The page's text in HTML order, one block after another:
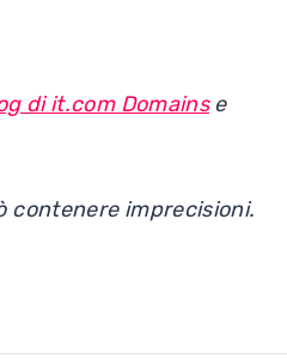
di it.com Domainse
contenere imprecisioni.